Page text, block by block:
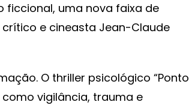
ficcional, uma nova faixa de
e cineasta Jean-Claude
O thriller psicológico “Ponto
vigilância, trauma e